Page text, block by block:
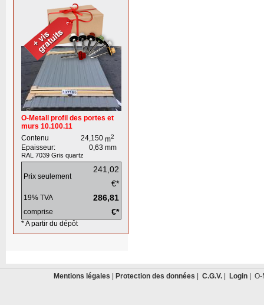
O-Metall profil des portes et
murs 10.100.11
Contenu
24,150 m2
Epaisseur: 0,63 mm
RAL 7039 Gris quartz
Prix seulement
241,02
€*
19% TVA
comprise
286,81
€*
* A partir du dépôt
Mentions légales Protection des données C.G.V. Login |